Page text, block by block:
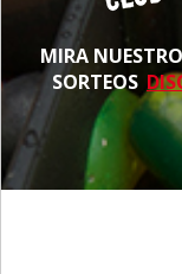
MIRA
SORTEOS